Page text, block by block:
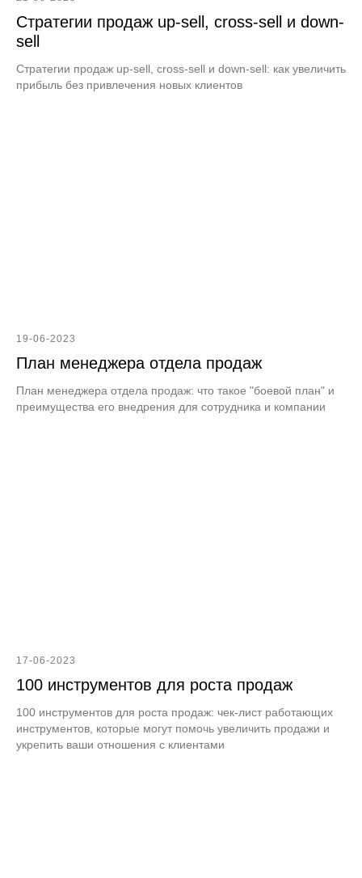
Стратегии продаж up-sell, cross-sell и down-
sell
Стратегии продаж up-sell, cross-sell и down-sell: как увеличить
прибыль без привлечения новых клиентов
19-06-2023
План менеджера отдела продаж
План менеджера отдела продаж: что такое "боевой план" и
преимущества его внедрения для сотрудника и компании
17-06-2023
100 инструментов для роста продаж
100 инструментов для роста продаж: чек-лист работающих
инструментов, которые могут помочь увеличить продажи и
укрепить ваши отношения с клиентами